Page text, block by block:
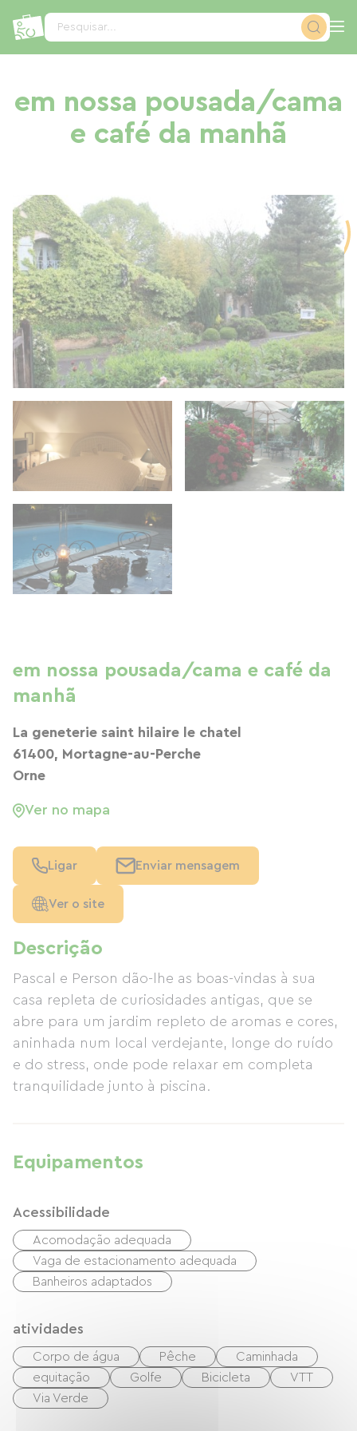
Pesquisar...
em nossa pousada/cama
e café da manhã
Descrição
Pascal e Person dão-lhe as boas-vindas à sua
casa repleta de curiosidades antigas, que se
abre para um jardim repleto de aromas e cores,
aninhada num local verdejante, longe do ruído
e do stress, onde pode relaxar em completa
tranquilidade junto à piscina.
Equipamentos
Acessibilidade
Acomodação adequada
Vaga de estacionamento adequada
Banheiros adaptados
atividades
Corpo de água Pêche
Caminhada
equitação
Golfe Bicicleta
VTT
Via Verde
em nossa pousada/cama e café da
manhã
La geneterie saint hilaire le chatel
61400, Mortagne-au-Perche
Orne
Ver no mapa
Ligar Enviar mensagem
Ver o site
Painel de Gerenciamento de Cookies